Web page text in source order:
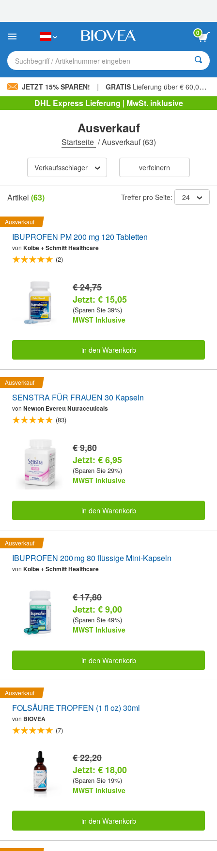
Sie:
Website
ein
Barrierefreiheitssystem.
0
Suchbegriff / Artikelnummer eingeben
JETZT 15% SPAREN! | GRATIS Lieferung über € 60,00 »
DHL Express Lieferung | MwSt. inklusive
Ausverkauf
Startseite /Ausverkauf(63)
Verkaufsschlager verfeinern
Artikel (63) Treffer pro Seite: 24
Ausverkauf
IBUPROFEN PM 200 mg 120 Tabletten
von Kolbe + Schmitt Healthcare
(2)
€ 24,75
Jetzt: € 15,05
(Sparen Sie 39%)
MWST Inklusive
in den Warenkorb
Ausverkauf
SENSTRA FÜR FRAUEN 30 Kapseln
von Newton Everett Nutraceuticals
(83)
€ 9,80
Jetzt: € 6,95
(Sparen Sie 29%)
MWST Inklusive
in den Warenkorb
Ausverkauf
IBUPROFEN 200 mg 80 flüssige Mini-Kapseln
von Kolbe + Schmitt Healthcare
€ 17,80
Jetzt: € 9,00
(Sparen Sie 49%)
MWST Inklusive
in den Warenkorb
Ausverkauf
FOLSÄURE TROPFEN (1 fl oz) 30ml
von BIOVEA
(7)
€ 22,20
Jetzt: € 18,00
(Sparen Sie 19%)
MWST Inklusive
in den Warenkorb